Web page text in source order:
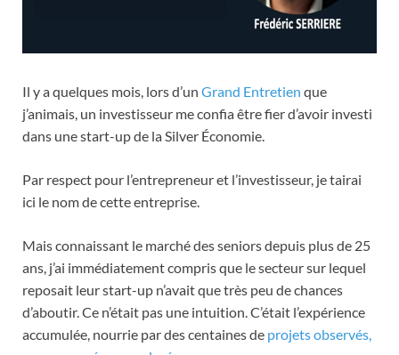
Il y a quelques mois, lors d’un Grand Entretien que
j’animais, un investisseur me confia être fier d’avoir investi
dans une start-up de la Silver Économie.
Par respect pour l’entrepreneur et l’investisseur, je tairai
ici le nom de cette entreprise.
Mais connaissant le marché des seniors depuis plus de 25
ans, j’ai immédiatement compris que le secteur sur lequel
reposait leur start-up n’avait que très peu de chances
d’aboutir. Ce n’était pas une intuition. C’était l’expérience
accumulée, nourrie par des centaines de projets observés,